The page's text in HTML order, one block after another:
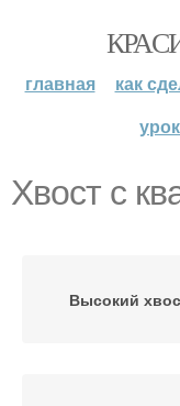
главная как
Хвост с
Высокий